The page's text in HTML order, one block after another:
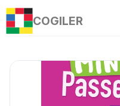
COGILER